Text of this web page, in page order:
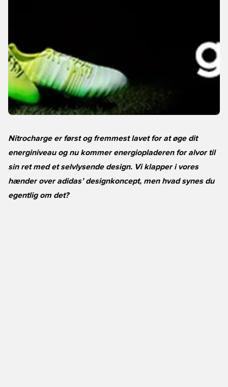
Nitrocharge er først og fremmest lavet for at øge dit
energiniveau og nu kommer energiopladeren for alvor til
sin ret med et selvlysende design. Vi klapper i vores
hænder over adidas’ designkoncept, men hvad synes du
egentlig om det?